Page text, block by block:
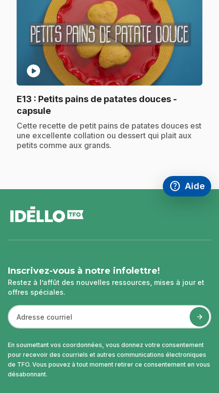
play_circle
E13 : Petits pains de patates douces -
capsule.
.Cette recette de petit pains de patates douces est
une excellente collation ou dessert qui plait aux
petits comme aux grands.
help
Accéder à
Aide
,Ce lien
de
page
Inscrivez-vous à notre infolettre!
Restez à l’affût des nouvelles ressources, mises à jour et
offres spéciales.
En soumettant vos coordonnées, vous donnez votre consentement
pour recevoir des courriels et autres communications électroniques
de TFO. Vous pouvez à tout moment retirer ce consentement en vous
désabonnant.